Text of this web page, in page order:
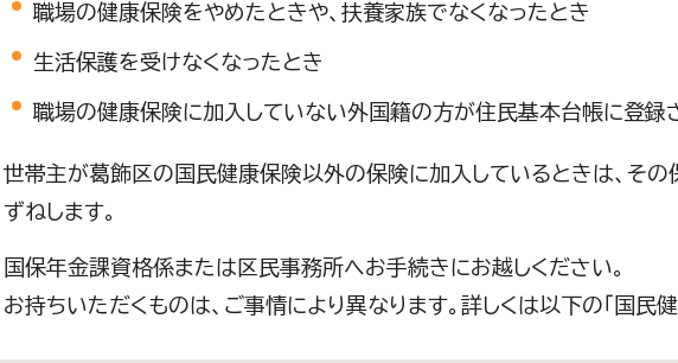
職場の健康保険をやめたときや、扶養家族でなくなったとき
生活保護を受けなくなったとき
職場の健康保険に加入していない外国籍の方が住民基本台帳に登録
世帯主が葛飾区の国民健康保険以外の保険に加入しているときは、そ
ずねします。
国保年金課資格係または区民事務所へお手続きにお越しください。
お持ちいただくものは、ご事情により異なります。詳しくは以下の「国民